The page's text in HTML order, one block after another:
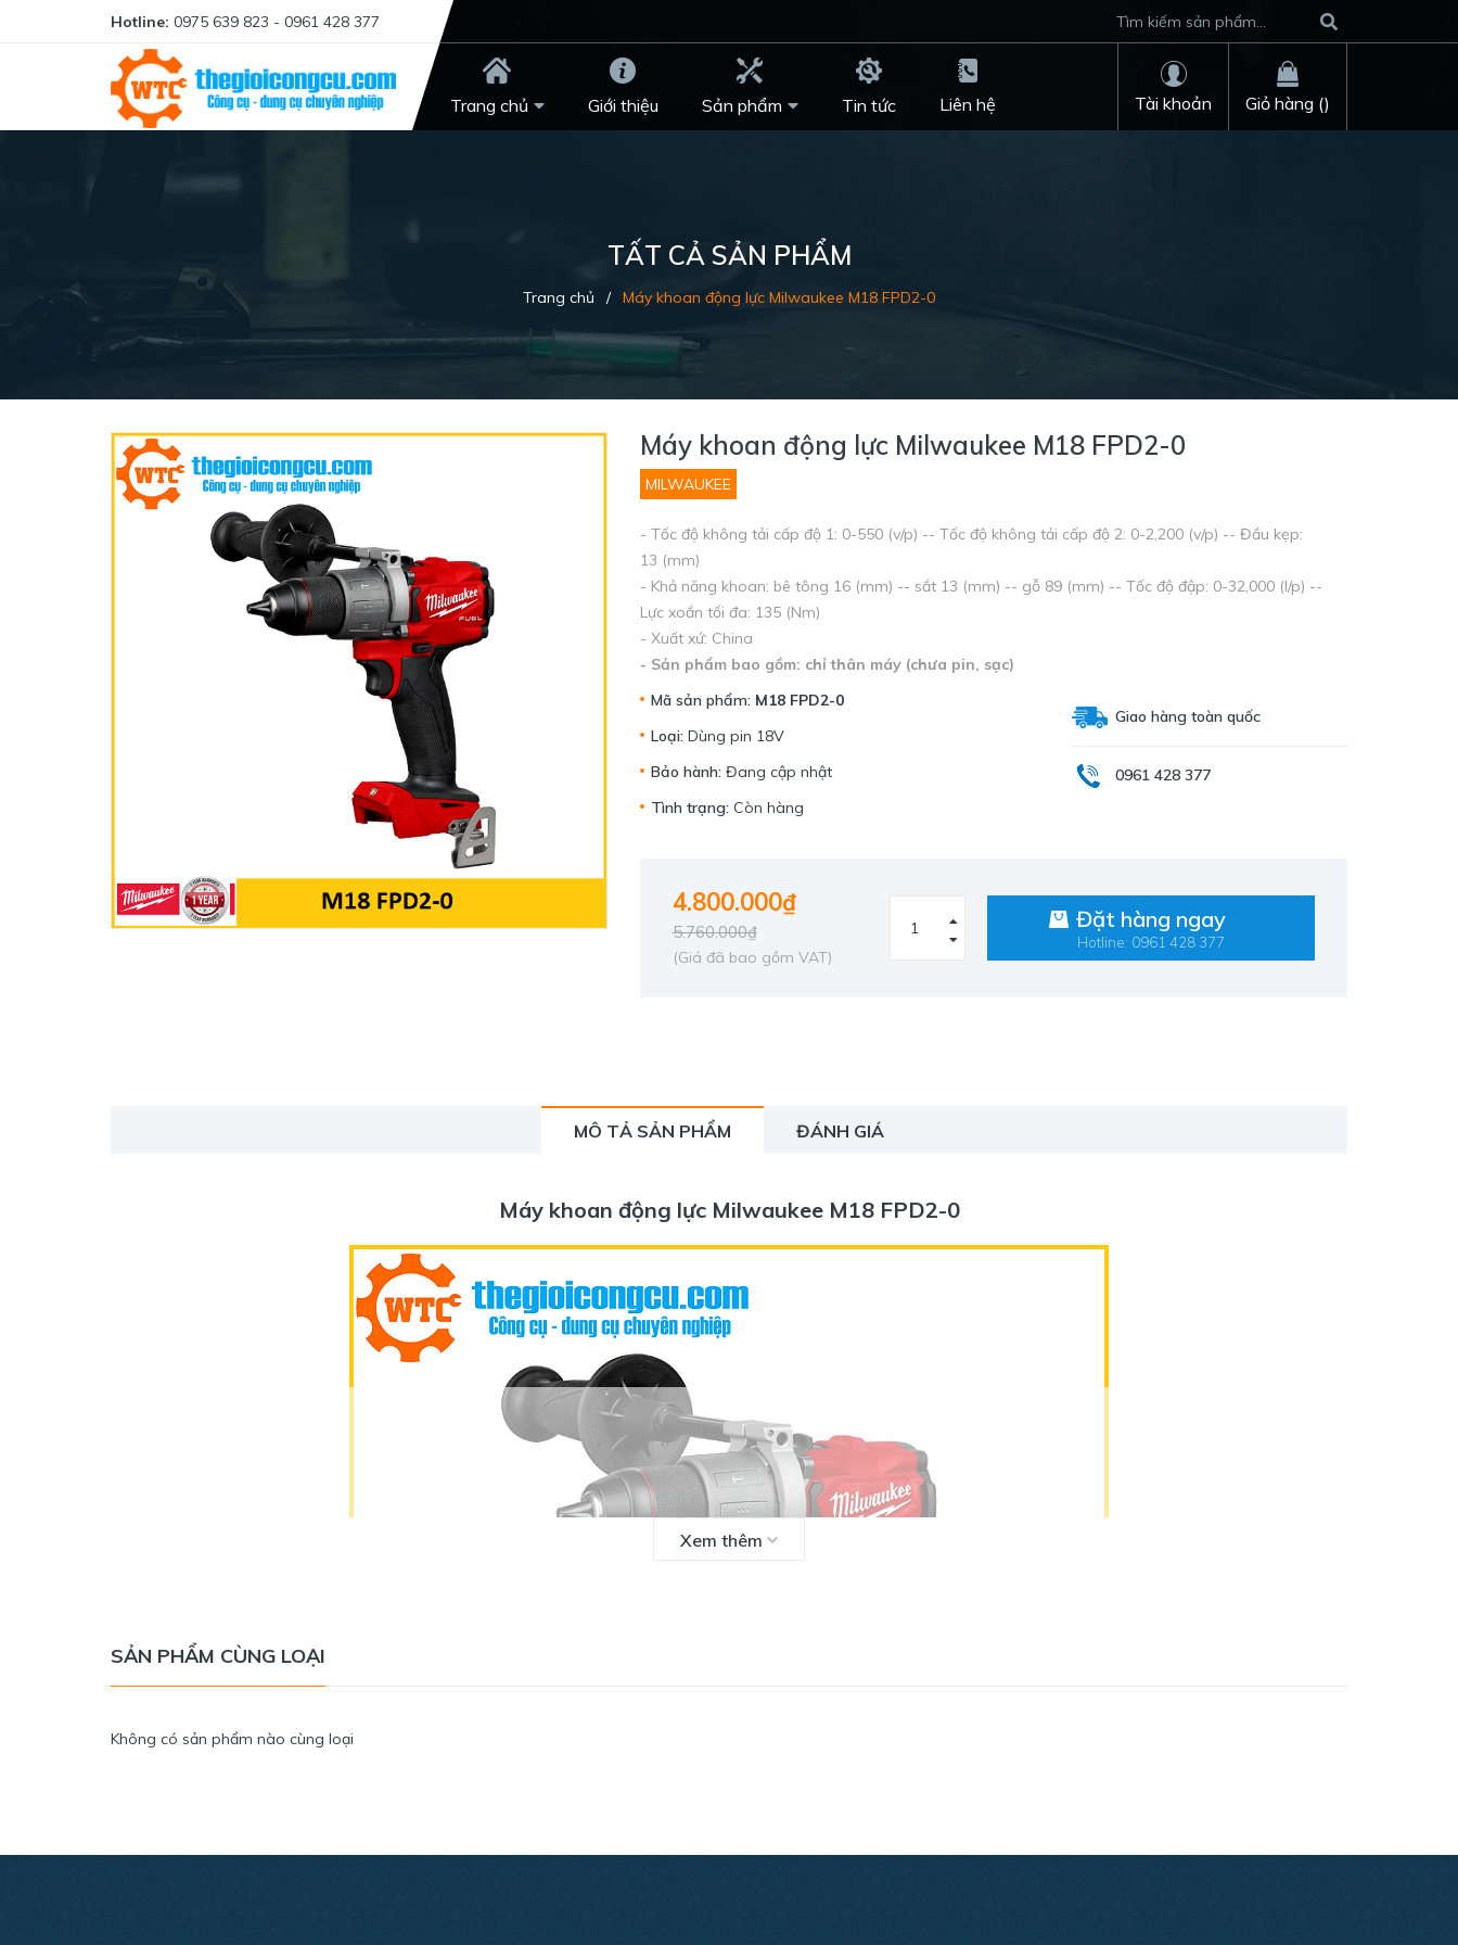
Hotline: 0975 639 823 - 0961 428 377
Trang chủ Giới thiệu Sản phẩm Tin tức Liên hệ Giỏ hàng ()
Tài khoản
TẤT CẢ SẢN PHẨM
Trang chủ / Máy khoan động lực Milwaukee M18 FPD2-0
Máy khoan động lực Milwaukee M18 FPD2-0
MILWAUKEE
- Tốc độ không tải cấp độ 1: 0-550 (v/p) -- Tốc độ không tải cấp độ 2: 0-2,200 (v/p) -- Đầu kẹp:
13 (mm)
- Khả năng khoan: bê tông 16 (mm) -- sắt 13 (mm) -- gỗ 89 (mm) -- Tốc độ đập: 0-32,000 (l/p) --
Lực xoắn tối đa: 135 (Nm)
- Xuất xứ: China
- Sản phẩm bao gồm: chỉ thân máy (chưa pin, sạc)
Mã sản phẩm: M18 FPD2-0
Loại: Dùng pin 18V
Bảo hành: Đang cập nhật
Tình trạng: Còn hàng
Giao hàng toàn quốc
0961 428 377
4.800.000₫
5.760.000₫
(Giá đã bao gồm VAT)
Đặt hàng ngay
Hotline: 0961 428 377
MÔ TẢ SẢN PHẨM ĐÁNH GIÁ
Máy khoan động lực Milwaukee M18 FPD2-0
Xem thêm
SẢN PHẨM CÙNG LOẠI
Không có sản phẩm nào cùng loại